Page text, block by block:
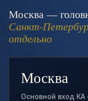
Москва —
Санкт-
отдельно
Москва
Основной вход